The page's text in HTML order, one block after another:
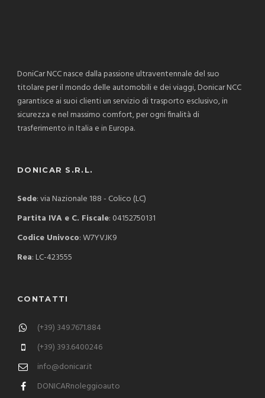
DoniCar NCC nasce dalla passione ultraventennale del suo
titolare per il mondo delle automobili e dei viaggi, Donicar NCC
garantisce ai suoi clienti un servizio di trasporto esclusivo, in
sicurezza e nel massimo comfort, per ogni finalità di
trasferimento in Italia e in Europa.
DONICAR S.R.L.
Sede: via Nazionale 188 - Colico (LC)
Partita IVA e C. Fiscale: 04152750131
Codice Univoco: W7YVJK9
Rea: LC-423555
CONTATTI
(+39) 349.7671.884
(+39) 393.6400246
info@donicar.it
DONICARnoleggioauto